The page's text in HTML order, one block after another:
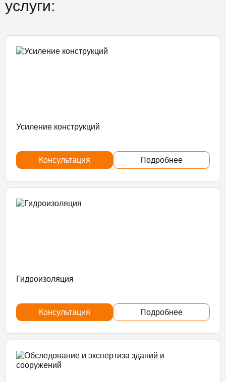
услуги:
Усиление конструкций
Консультация Подробнее
Гидроизоляция
Консультация Подробнее